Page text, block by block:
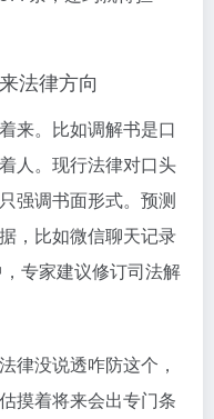
法律方向
来。比如调解书是口
人。现行法律对口头
强调书面形式。预测
，比如微信聊天记录
专家建议修订司法解
律没说透咋防这个，
摸着将来会出专门条